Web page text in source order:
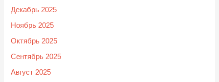
Декабрь 2025
Ноябрь 2025
Октябрь 2025
Сентябрь 2025
Август 2025